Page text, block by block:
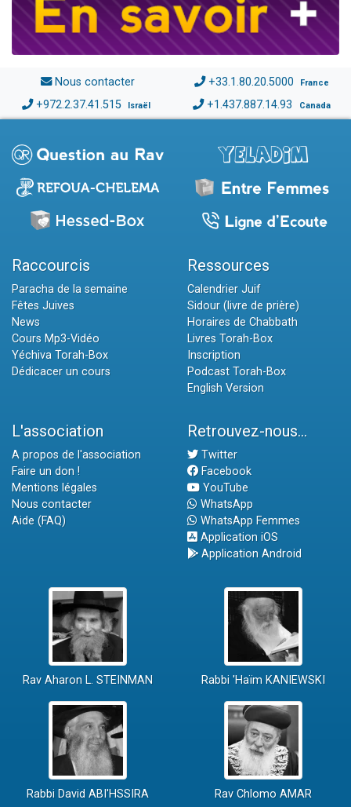
Nous contacter +33.1.80.20.5000 France
+972.2.37.41.515 Israël +1.437.887.14.93 Canada
Raccourcis
Paracha de la semaine
Fêtes Juives
News
Cours Mp3-Vidéo
Yéchiva Torah-Box
Dédicacer un cours
Ressources
Calendrier Juif
Sidour (livre de prière)
Horaires de Chabbath
Livres Torah-Box
Inscription
Podcast Torah-Box
English Version
L'association
A propos de l'association
Faire un don !
Mentions légales
Nous contacter
Aide (FAQ)
Retrouvez-nous...
Twitter
Facebook
YouTube
WhatsApp
WhatsApp Femmes
Application iOS
Application Android
Rav Aharon L. STEINMAN Rabbi 'Haïm KANIEWSKI
Rabbi David ABI'HSSIRA Rav Chlomo AMAR